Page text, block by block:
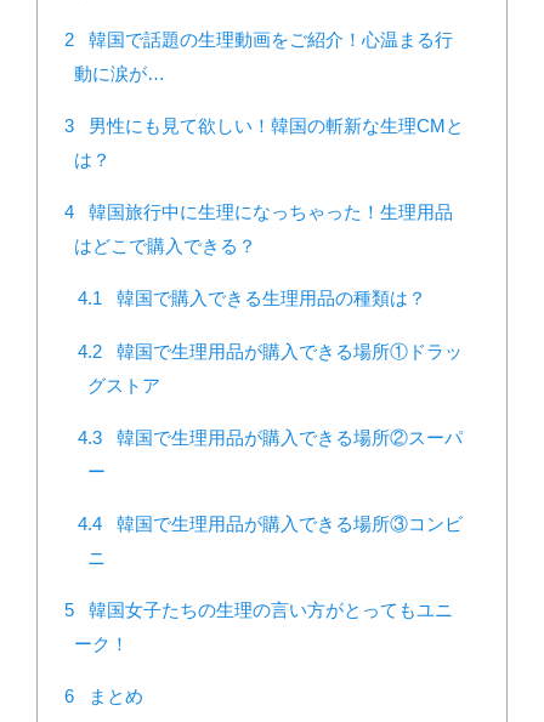
2
韓国で話題の生理動画をご紹介！心温まる行
動に涙が…
3
男性にも見て欲しい！韓国の斬新な生理CMと
は？
4
韓国旅行中に生理になっちゃった！生理用品
はどこで購入できる？
4.1 韓国で購入できる生理用品の種類は？
4.2
韓国で生理用品が購入できる場所①ドラッ
グストア
4.3
韓国で生理用品が購入できる場所②スーパ
ー
4.4
韓国で生理用品が購入できる場所③コンビ
ニ
5
韓国女子たちの生理の言い方がとってもユニ
ーク！
6 まとめ